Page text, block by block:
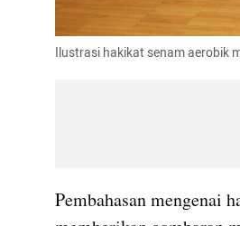
Ilustrasi hakikat senam aerobik
Pembahasan mengenai